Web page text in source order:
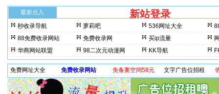
最新点入 新站登录
晚上3分钟更新一
秒收录导航 萝莉吧 536网址大全
88免费收录网站
免费收录网 买ip流量
华商网站联盟
98二次元动漫网 KK导航
免费网址大全 免费收录网站 免备案空间58元 文字广告位招租